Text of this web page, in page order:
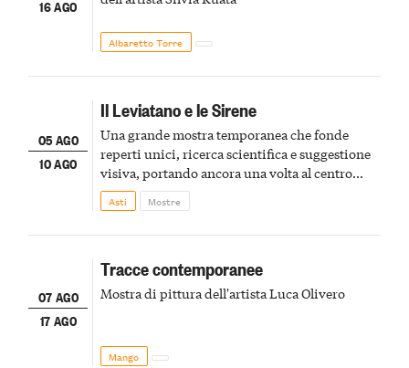
16 AGO
Albaretto Torre
05 AGO
10 AGO
Il Leviatano e le Sirene
Una grande mostra temporanea che fonde
reperti unici, ricerca scientifica e suggestione
visiva, portando ancora una volta al centro
della scena le meraviglie del passato astigiano
Asti Mostre
07 AGO
17 AGO
Tracce contemporanee
Mostra di pittura dell'artista Luca Olivero
Mango